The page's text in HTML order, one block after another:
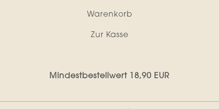
Warenkorb
Zur Kasse
Mindestbestellwert 18,90 EUR